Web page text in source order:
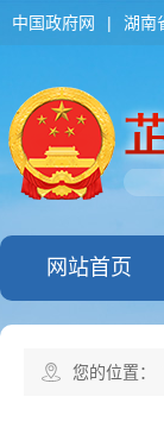
中国政府网 | 湖南
网站首页
您的位置：